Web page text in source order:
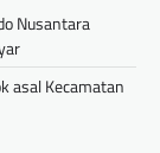
Nusantara
asal Kecamatan